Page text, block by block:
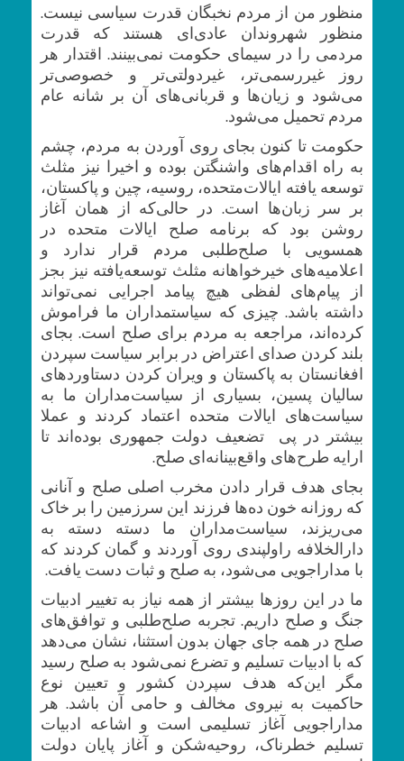
منظور من از مردم نخبگان قدرت سیاسی نیست.
منظور شهروندان عادی‌ای هستند که قدرت
مردمی را در سیمای حکومت نمی‌بینند. اقتدار هر
روز غیررسمی‌تر، غیر‌دولتی‌تر و خصوصی‌تر
می‌شود و زیان‌ها و قربانی‌های آن بر شانه عام
مردم تحمیل می‌شود.
حکومت تا کنون بجای روی ‌آوردن به مردم، چشم
به راه اقدام‌های واشنگتن بوده‌ و اخیرا نیز مثلث
توسعه یافته ایالات‌متحده، روسیه، چین و پاکستان،
بر سر زبان‌ها است. در حالی‌که از همان آغاز
روشن بود که برنامه صلح ایالات متحده در
همسویی با صلح‌طلبی مردم قرار ندارد و
اعلامیه‌های خیر‌خواهانه مثلث توسعه‌یافته نیز بجز
از پیام‌های لفظی هیچ پیامد اجرایی نمی‌تواند
داشته باشد. چیزی که سیاستمداران ما فراموش
کرده‌اند، مراجعه به مردم برای صلح است. بجای
بلند کردن صدای اعتراض در برابر سیاست سپردن
افغانستان به پاکستان و ویران ‌کردن دستاوردهای
سالیان پسین، بسیاری از سیاست‌مداران ما به
سیاست‌های ایالات متحده اعتماد کردند و عملا
بیشتر در پی تضعیف دولت جمهوری بوده‌اند تا
ارایه طرح‌های واقع‌بینانه‌ای صلح.
بجای هدف قرار دادن مخرب اصلی صلح و آنانی
که روزانه خون ده‌ها فرزند این سرزمین را بر خاک
می‌ریزند، سیاست‌مداران ما دسته دسته به
دارالخلافه راولپندی روی آوردند و گمان کردند که
با مداراجویی می‌شود، به صلح و ثبات دست یافت.
ما در این روز‌ها بیشتر از همه نیاز به تغییر ادبیات
جنگ و صلح داریم. تجربه صلح‌طلبی و توافق‌های
صلح در همه‌ جای جهان بدون استثنا، نشان می‌دهد
که با ادبیات تسلیم و تضرع نمی‌شود به صلح رسید
مگر این‌که هدف سپردن کشور و تعیین نوع
حاکمیت به نیروی مخالف و حامی آن باشد. هر
مدارا‌جویی آغاز تسلیمی است و اشاعه ادبیات
تسلیم خطر‌ناک، روحیه‌شکن و آغاز پایان دولت